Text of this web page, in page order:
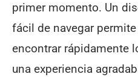
primer momento. Un
fácil de navegar
encontrar rápidamente
una experiencia